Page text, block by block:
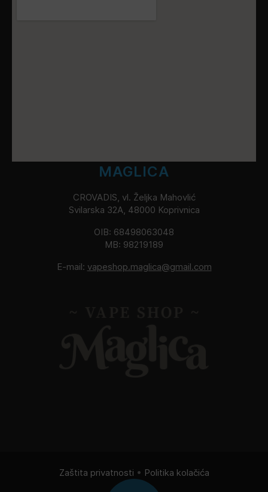
MAGLICA
CROVADIS, vl. Željka Mahovlić
Svilarska 32A, 48000 Koprivnica
OIB: 68498063048
MB: 98219189
E-mail: vapeshop.maglica@gmail.com
Zaštita privatnosti • Politika kolačića